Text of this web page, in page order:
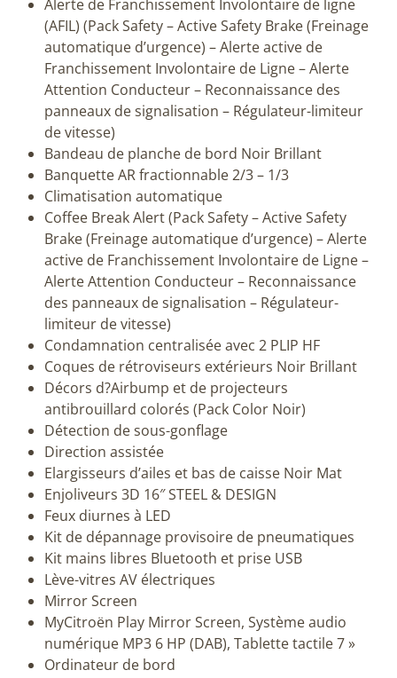
Alerte de Franchissement Involontaire de ligne
(AFIL) (Pack Safety – Active Safety Brake (Freinage
automatique d’urgence) – Alerte active de
Franchissement Involontaire de Ligne – Alerte
Attention Conducteur – Reconnaissance des
panneaux de signalisation – Régulateur-limiteur
de vitesse)
Bandeau de planche de bord Noir Brillant
Banquette AR fractionnable 2/3 – 1/3
Climatisation automatique
Coffee Break Alert (Pack Safety – Active Safety
Brake (Freinage automatique d’urgence) – Alerte
active de Franchissement Involontaire de Ligne –
Alerte Attention Conducteur – Reconnaissance
des panneaux de signalisation – Régulateur-
limiteur de vitesse)
Condamnation centralisée avec 2 PLIP HF
Coques de rétroviseurs extérieurs Noir Brillant
Décors d?Airbump et de projecteurs
antibrouillard colorés (Pack Color Noir)
Détection de sous-gonflage
Direction assistée
Elargisseurs d’ailes et bas de caisse Noir Mat
Enjoliveurs 3D 16″ STEEL & DESIGN
Feux diurnes à LED
Kit de dépannage provisoire de pneumatiques
Kit mains libres Bluetooth et prise USB
Lève-vitres AV électriques
Mirror Screen
MyCitroën Play Mirror Screen, Système audio
numérique MP3 6 HP (DAB), Tablette tactile 7 »
Ordinateur de bord